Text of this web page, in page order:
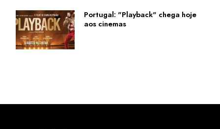
Portugal: "Playback" chega hoje
aos cinemas